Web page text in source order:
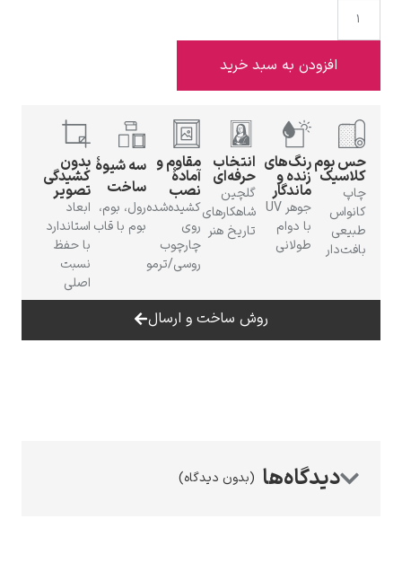
ادوارد هاپر
ادگار دگا
به سبد خرید
رنگ‌های
زنده و
ماندگار
جوهر UV
با دوام
طولانی
انتخاب
حرفه‌ای
گلچین
شاهکارهای
تاریخ هنر
مقاوم و
آمادهٔ
نصب
کشیده‌شده
روی
چارچوب
سه شیوهٔ
ساخت
رول، بوم،
بوم با قاب
بدون
کشیدگی
تصویر
ابعاد
استاندارد
با حفظ
نسبت
روش ساخت و ارسال
(بدون دیدگاه)